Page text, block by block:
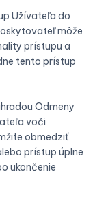
Užívateľa do
môže
prístupu a
tento prístup
Odmeny
voči
obmedziť
prístup úplne
ukončenie